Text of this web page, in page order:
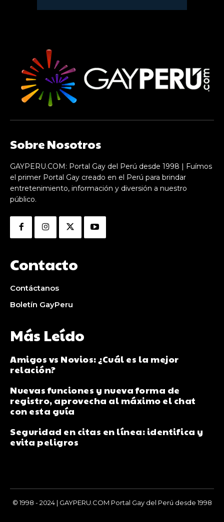
Sobre Nosotros
GAYPERU.COM: Portal Gay del Perú desde 1998 | Fuímos
el primer Portal Gay creado en el Perú para brindar
entretenimiento, información y diversión a nuestro
público.
Contacto
Contáctanos
Boletín GayPeru
Más Leído
Amigos vs Novios: ¿Cuál es la mejor
relación?
Nuevas funciones y nueva forma de
registro, aprovecha al máximo el chat
con esta guía
Seguridad en citas en línea: identifica y
evita peligros
© 1998 - 2024 | GAYPERU.COM Portal Gay del Perú desde 1998